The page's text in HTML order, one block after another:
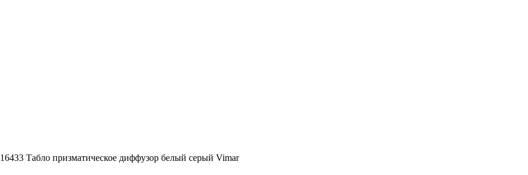
16433 Табло призматическое диффузор белый серый Vimar